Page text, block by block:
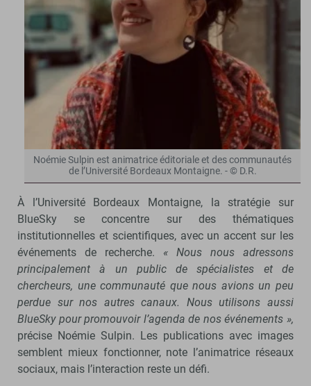
Noémie Sulpin est animatrice éditoriale et des communautés
de l’Université Bordeaux Montaigne. - © D.R.
À l’Université Bordeaux Montaigne, la stratégie sur
BlueSky se concentre sur des thématiques
institutionnelles et scientifiques, avec un accent sur les
événements de recherche. « Nous nous adressons
principalement à un public de spécialistes et de
chercheurs, une communauté que nous avions un peu
perdue sur nos autres canaux. Nous utilisons aussi
BlueSky pour promouvoir l’agenda de nos événements »,
précise Noémie Sulpin. Les publications avec images
semblent mieux fonctionner, note l’animatrice réseaux
sociaux, mais l’interaction reste un défi.